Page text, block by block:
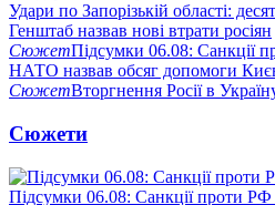
Удари по Запорізькій області:
Генштаб назвав нові втрати росіян
СюжетПідсумки 06.08: Санкції
НАТО назвав обсяг допомоги
СюжетВторгнення Росії в
Сюжети
Підсумки 06.08: Санкції проти